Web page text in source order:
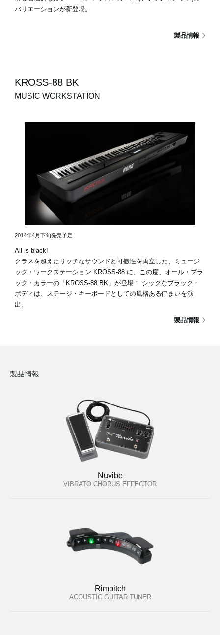
バリエーションが新登場。
製品情報
KROSS-88 BK
MUSIC WORKSTATION
2014年4月下旬発売予定
All is black!
クラスを超えたリッチなサウンドと可搬性を両立した、ミュージ
ック・ワークステーション KROSS-88 に、この度、オール・ブラ
ック・カラーの「KROSS-88 BK」が登場！ シックなブラック・
ボディは、ステージ・キーボードとしての風格ある佇まいを演
出。
製品情報
製品情報
Nuvibe
VIBRATO CHORUS EFFECTOR
Rimpitch
ACOUSTIC GUITAR TUNER